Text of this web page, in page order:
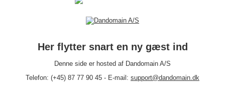
Her flytter snart en ny gæst ind
Denne side er hosted af Dandomain A/S
Telefon: (+45) 87 77 90 45 - E-mail: support@dandomain.dk